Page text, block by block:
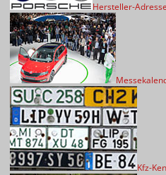
Hersteller-
Kfz-